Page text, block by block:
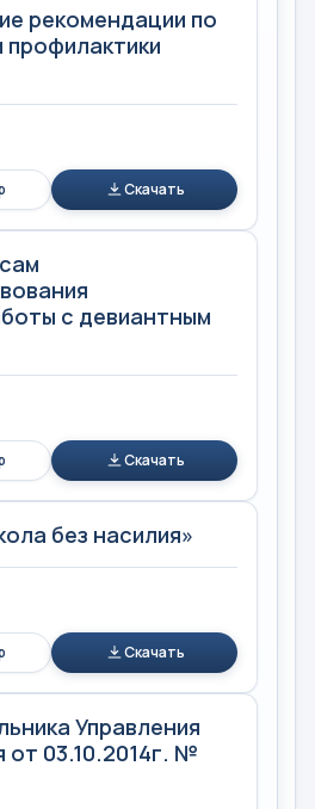
рекомендации по
профилактики
Скачать
с девиантным
Скачать
без насилия»
Скачать
Управления
от 03.10.2014г. №